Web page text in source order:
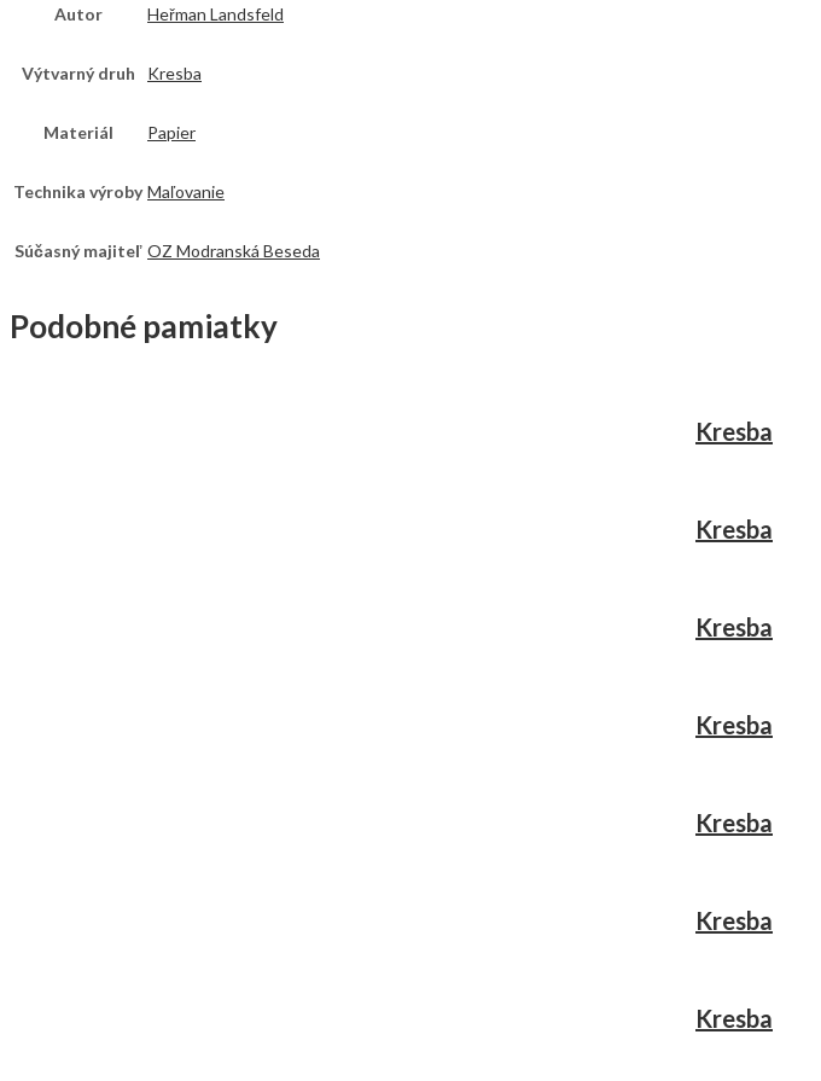
Autor Heřman Landsfeld
Výtvarný druh Kresba
Materiál Papier
Technika výroby Maľovanie
Súčasný majiteľ OZ Modranská Beseda
Podobné pamiatky
Kresba
Kresba
Kresba
Kresba
Kresba
Kresba
Kresba